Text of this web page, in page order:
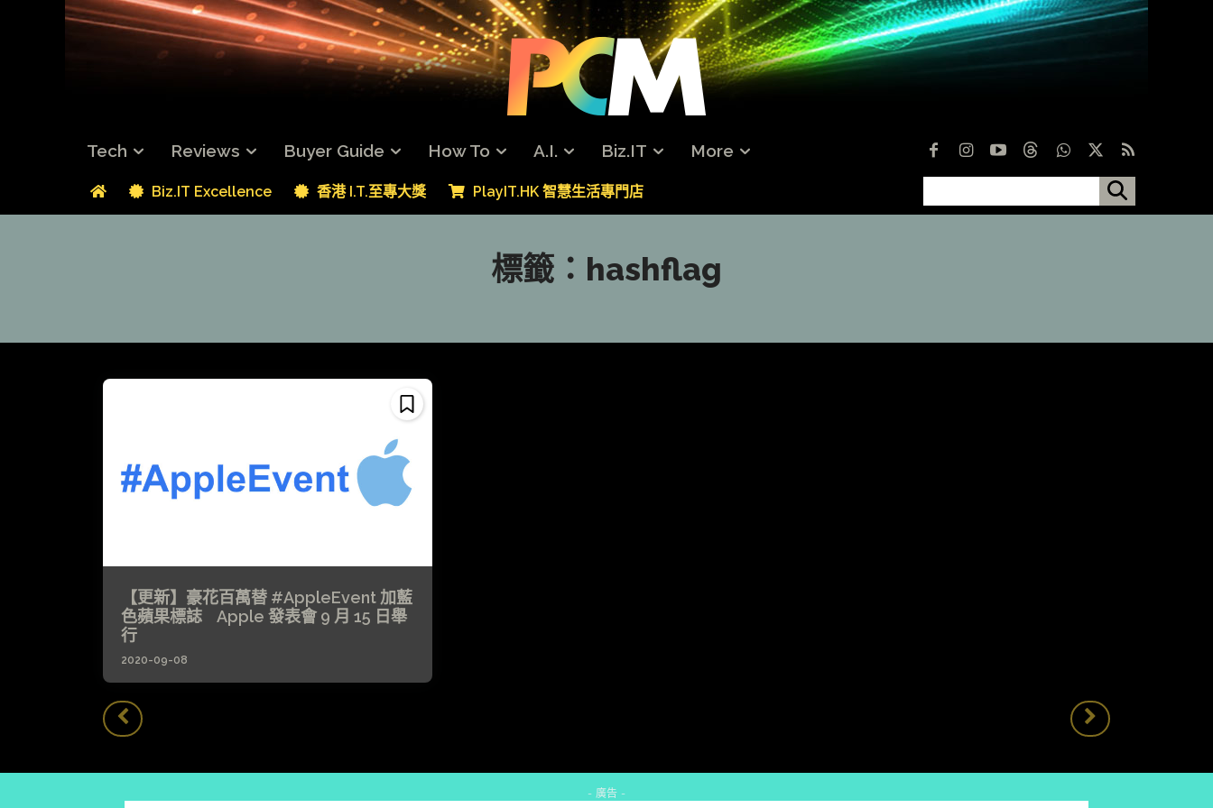
Tech Reviews Buyer Guide How To A.I. Biz.IT More
Biz.IT Excellence 香港 I.T.至專大獎 PlayIT.HK 智慧生活專門店
標籤： hashflag
【更新】豪花百萬替 #AppleEvent 加藍
色蘋果標誌 Apple 發表會 9 月 15 日舉
行
2020-09-08
- 廣告 -